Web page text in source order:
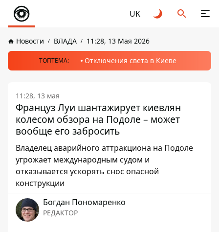
UK
Новости ВЛАДА 11:28, 13 Мая 2026
ТОПТЕМА: Отключения света в Киеве
11:28, 13 мая
Француз Луи шантажирует киевлян
колесом обзора на Подоле – может
вообще его забросить
Владелец аварийного аттракциона на Подоле
угрожает международным судом и
отказывается ускорять снос опасной
конструкции
Богдан Пономаренко
РЕДАКТОР